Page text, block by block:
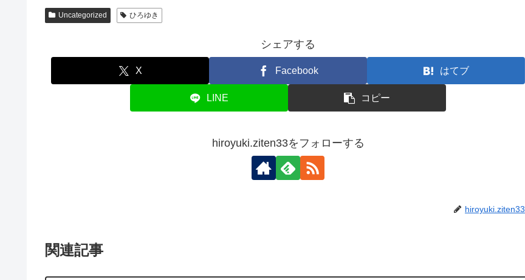
Uncategorized ひろゆき
シェアする
X Facebook はてブ
LINE コピー
hiroyuki.ziten33をフォローする
hiroyuki.ziten33
関連記事